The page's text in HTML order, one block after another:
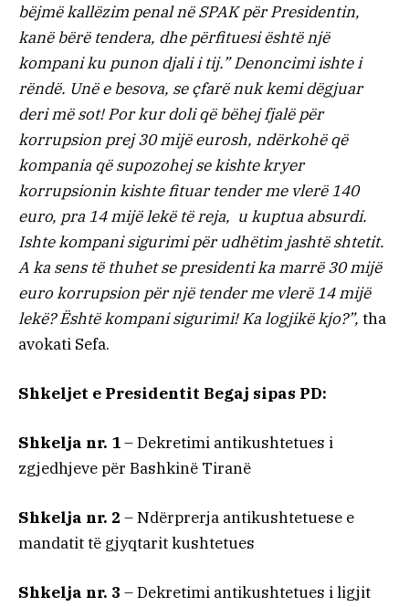
bëjmë kallëzim penal në SPAK për Presidentin,
kanë bërë tendera, dhe përfituesi është një
kompani ku punon djali i tij.” Denoncimi ishte i
rëndë. Unë e besova, se çfarë nuk kemi dëgjuar
deri më sot! Por kur doli që bëhej fjalë për
korrupsion prej 30 mijë eurosh, ndërkohë që
kompania që supozohej se kishte kryer
korrupsionin kishte fituar tender me vlerë 140
euro, pra 14 mijë lekë të reja, u kuptua absurdi.
Ishte kompani sigurimi për udhëtim jashtë shtetit.
A ka sens të thuhet se presidenti ka marrë 30 mijë
euro korrupsion për një tender me vlerë 14 mijë
lekë? Është kompani sigurimi! Ka logjikë kjo?”, tha
avokati Sefa.
Shkeljet e Presidentit Begaj sipas PD:
Shkelja nr. 1– Dekretimi antikushtetues i
zgjedhjeve për Bashkinë Tiranë
Shkelja nr. 2 – Ndërprerja antikushtetuese e
mandatit të gjyqtarit kushtetues
Shkelja nr. 3 – Dekretimi antikushtetues i ligjit